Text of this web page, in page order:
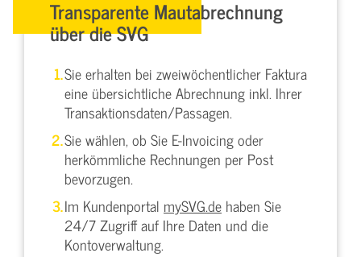
Transparente Mautabrechnung
über die SVG
Sie erhalten bei zweiwöchentlicher Faktura
eine übersichtliche Abrechnung inkl. Ihrer
Transaktionsdaten/Passagen.
Sie wählen, ob Sie E-Invoicing oder
herkömmliche Rechnungen per Post
bevorzugen.
Im Kundenportal mySVG.de haben Sie
24/7 Zugriff auf Ihre Daten und die
Kontoverwaltung.